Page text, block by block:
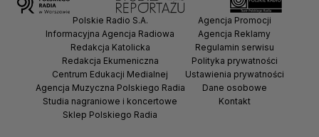
Polskie Radio S.A.
Informacyjna Agencja Radiowa
Redakcja Katolicka
Redakcja Ekumeniczna
Centrum Edukacji Medialnej
Agencja Muzyczna Polskiego Radia
Studia nagraniowe i koncertowe
Sklep Polskiego Radia
Agencja Promocji
Agencja Reklamy
Regulamin serwisu
Polityka prywatności
Ustawienia prywatności
Dane osobowe
Kontakt